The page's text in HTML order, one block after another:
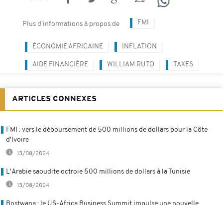
Plus d'informations à propos de FMI
ÉCONOMIE AFRICAINE INFLATION
AIDE FINANCIÈRE WILLIAM RUTO TAXES
ARTICLES CONNEXES
FMI : vers le déboursement de 500 millions de dollars pour la Côte
d'Ivoire
13/08/2024
L'Arabie saoudite octroie 500 millions de dollars à la Tunisie
13/08/2024